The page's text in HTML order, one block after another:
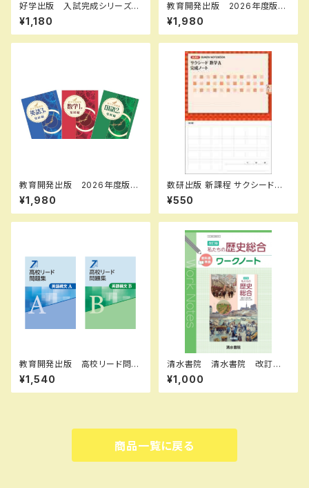
好学出版 入試完成シリーズ
国語 記述問題の解き方 202
6年度版 新品完全セット ISB
N：B0D3B6KZGL ISBN-10：
¥1,180
教育開発出版 2026年度版
新中学問題集 数学 中1～3
発展編 各学年（選択くださ
い） 新品完全セット
¥1,980
教育開発出版 2026年度版
新中学問題集 英語 中1～3
発展編 各学年（選択くださ
い） 新品完全セット
¥1,980
数研出版 新課程 サクシード数
学A 完成ノート 図形の性質
新品 問題集本体のみ 別冊
解答なし ISBN：978441072
33 SKU：000072333
¥550
教育開発出版 高校リード問題
集 英語構文 A ，英語構文 B
2026年度版 各科目（選択くだ
さい） 新品完全セット ISBN
¥1,540
清水書院 清水書院 改訂版
私たちの歴史総合 ワークノー
ト 歴総035-901 教科書準
拠 新品 問題集本体と別冊
9610630 ISBN-10：438911
¥1,000
商品一覧に戻る